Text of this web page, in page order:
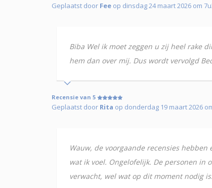
Geplaatst door Fee op dinsdag 24 maart 2026 om
Biba Wel ik moet zeggen u zij heel rake
hem dan over mij. Dus wordt vervolgd
Recensie van 5
Geplaatst door Rita op donderdag 19 maart 2026
Wauw, de voorgaande recensies
wat ik voel. Ongelofelijk. De personen
verwacht, wel wat op dit moment nodig